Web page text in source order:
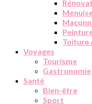
Toiture
Voyages
Tourisme
Gastronomie
Santé
Bien-être
Sport